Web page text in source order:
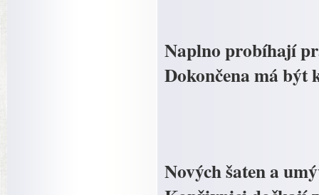
Naplno probíhají
Dokončena má být
Nových šaten a